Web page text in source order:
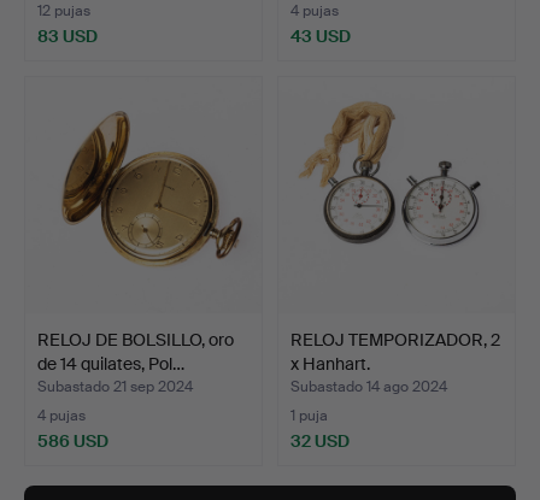
12 pujas
83 USD
4 pujas
43 USD
RELOJ DE BOLSILLO, oro
de 14 quilates, Pol…
Subastado 21 sep 2024
4 pujas
586 USD
RELOJ TEMPORIZADOR, 2
x Hanhart.
Subastado 14 ago 2024
1 puja
32 USD